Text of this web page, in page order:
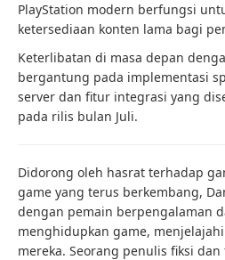
PlayStation modern berfungsi
ketersediaan konten lama bagi
Keterlibatan di masa depan
bergantung pada implementasi
server dan fitur integrasi yang
pada rilis bulan Juli.
Didorong oleh hasrat terhadap
game yang terus berkembang,
dengan pemain berpengalaman
menghidupkan game,
mereka. Seorang penulis fiksi